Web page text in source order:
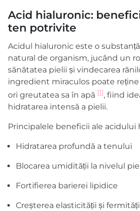
Acid hialuronic:
ten potrivite
Acidul hialuronic este o
natural de organism, jucând un
sănătatea pielii și vindecarea
ingredient miraculos poate reține
ori greutatea sa în apă [1], fiind
hidratarea intensă a pielii.
Principalele beneficii ale acidului
Hidratarea profundă a tenului
Blocarea umidității la nivelul
Fortifierea barierei lipidice
Creșterea elasticității și fermității